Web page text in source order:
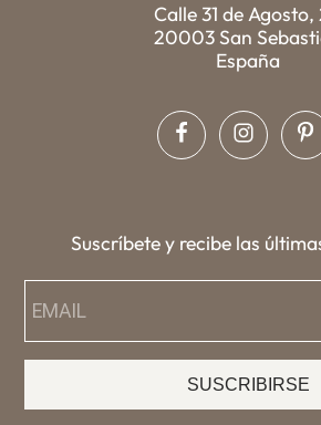
Calle 31 de Agosto,
20003 San
España
Suscríbete y recibe las
SUSCRIBIRSE